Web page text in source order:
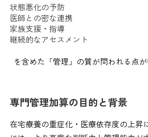
状態悪化の予防
医師との密な連携
家族支援・指導
継続的なアセスメント
を含めた「管理」の質が問われる点が
専門管理加算の目的と背景
在宅療養の重症化・医療依存度の上昇